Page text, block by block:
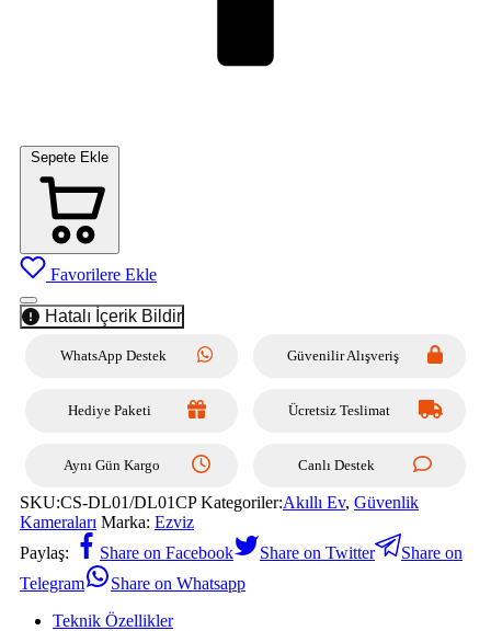
Sepete Ekle
Favorilere Ekle
Hatalı İçerik Bildir
WhatsApp Destek Güvenilir Alışveriş
Hediye Paketi Ücretsiz Teslimat
Aynı Gün Kargo Canlı Destek
SKU:CS-DL01/DL01CP Kategoriler:Akıllı Ev, Güvenlik
Kameraları Marka: Ezviz
Paylaş:
Share on Facebook Share on Twitter
Share on
Telegram
Share on Whatsapp
Teknik Özellikler